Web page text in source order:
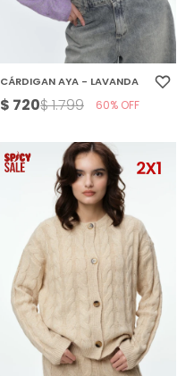
CÁRDIGAN AYA - LAVANDA
$ 720$1.799 60